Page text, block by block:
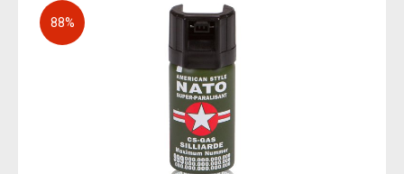
88%